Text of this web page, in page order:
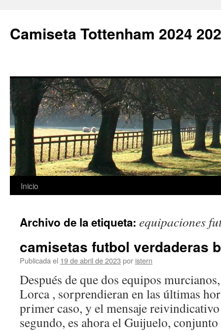
Camiseta Tottenham 2024
Saltar
contenido
Inicio
Archivo de la etiqueta: equipaciones
camisetas futbol verdaderas
Publicada el 19 de abril de 2023 por istern
Después de que dos equipos
Lorca , sorprendieran en las últimas
primer caso, y el mensaje
segundo, es ahora el Guijuelo,